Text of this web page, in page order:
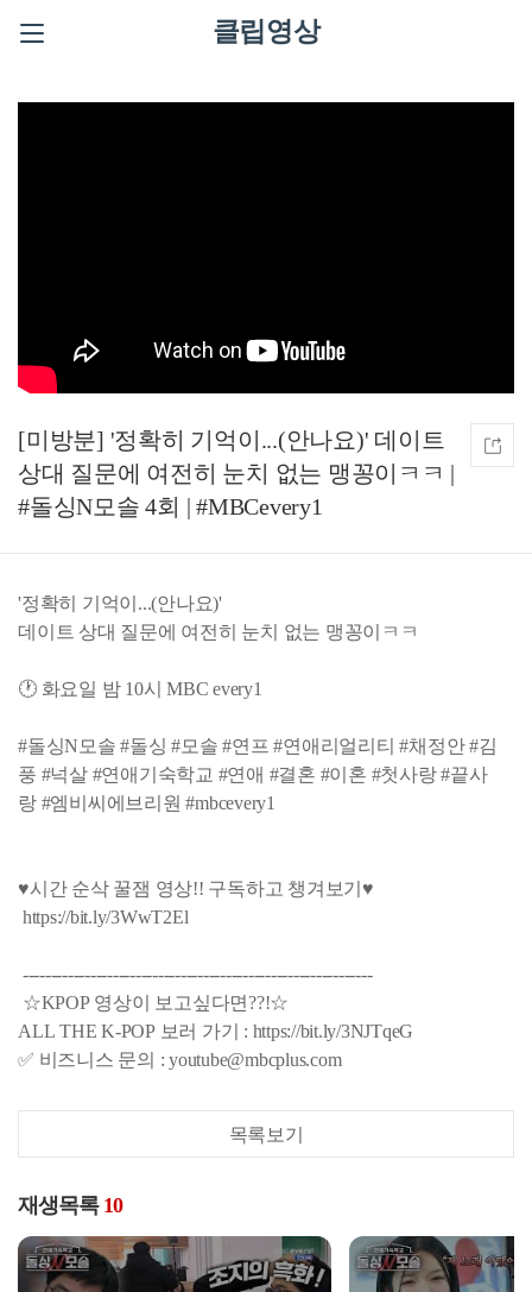
클립영상
[미방분] '정확히 기억이...(안나요)' 데이트
상대 질문에 여전히 눈치 없는 맹꽁이ㅋㅋ |
#돌싱N모솔 4회 | #MBCevery1
'정확히 기억이...(안나요)'
데이트 상대 질문에 여전히 눈치 없는 맹꽁이ㅋㅋ
🕐 화요일 밤 10시 MBC every1
#돌싱N모솔 #돌싱 #모솔 #연프 #연애리얼리티 #채정안 #김
풍 #넉살 #연애기숙학교 #연애 #결혼 #이혼 #첫사랑 #끝사
랑 #엠비씨에브리원 #mbcevery1
♥시간 순삭 꿀잼 영상!! 구독하고 챙겨보기♥
https://bit.ly/3WwT2El
--------------------------------------------------------------
☆KPOP 영상이 보고싶다면??!☆
ALL THE K-POP 보러 가기 : https://bit.ly/3NJTqeG
✅ 비즈니스 문의 : youtube@mbcplus.com
목록보기
재생목록 10